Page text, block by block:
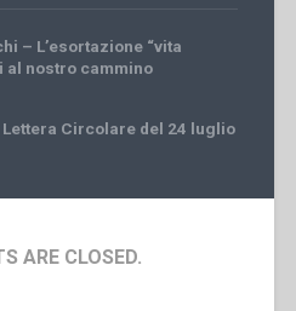
– L’esortazione “vita
al nostro cammino
Circolare del 24 luglio
ARE CLOSED.